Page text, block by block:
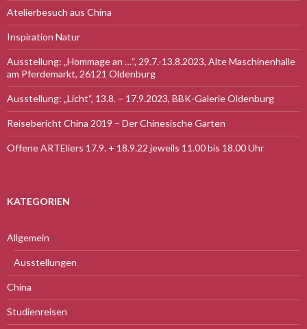
Atelierbesuch aus China
Inspiration Natur
Ausstellung: „Hommage an …“, 29.7.-13.8.2023, Alte Maschinenhalle
am Pferdemarkt, 26121 Oldenburg
Ausstellung: „Licht“, 13.8. – 17.9.2023, BBK-Galerie Oldenburg
Reisebericht China 2019 – Der Chinesische Garten
Offene ARTEliers 17.9. + 18.9.22 jeweils 11.00 bis 18.00 Uhr
KATEGORIEN
Allgemein
Ausstellungen
China
Studienreisen